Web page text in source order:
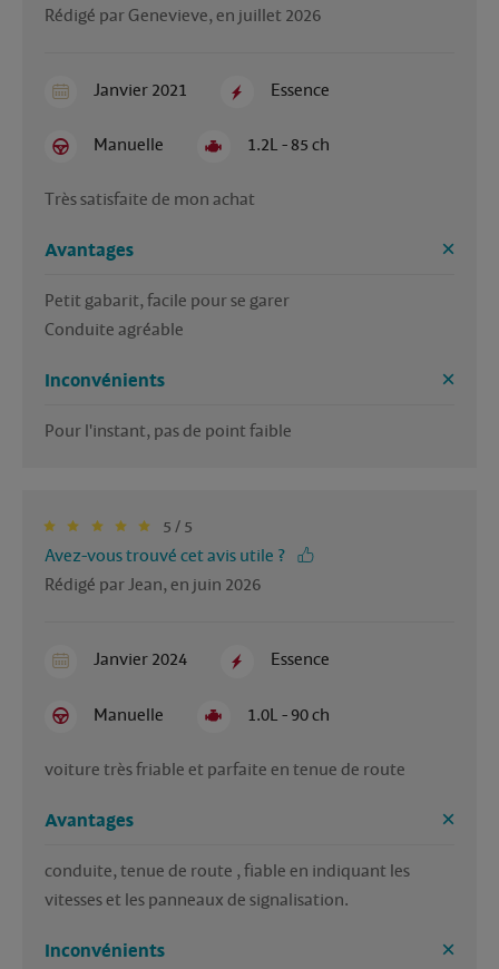
Rédigé par Genevieve, en juillet 2026
Janvier 2021 Essence
Manuelle 1.2L - 85 ch
Très satisfaite de mon achat
Avantages
Petit gabarit, facile pour se garer
Conduite agréable
Inconvénients
Pour l'instant, pas de point faible
5 / 5
Avez-vous trouvé cet avis utile ?
Rédigé par Jean, en juin 2026
Janvier 2024 Essence
Manuelle 1.0L - 90 ch
voiture très friable et parfaite en tenue de route
Avantages
conduite, tenue de route , fiable en indiquant les
vitesses et les panneaux de signalisation.
Inconvénients